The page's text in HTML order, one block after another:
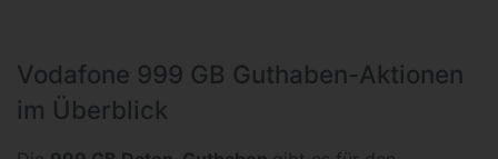
Vodafone 999 GB Guthaben-Aktionen
im Überblick